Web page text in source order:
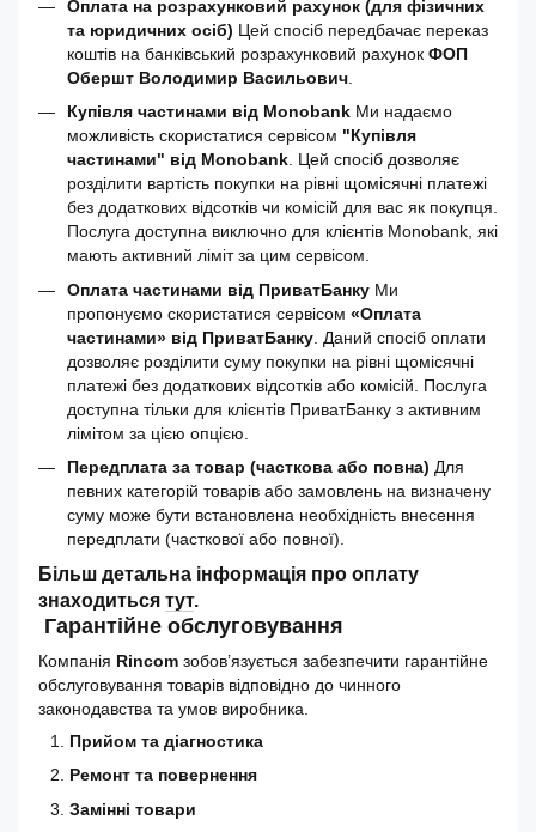
Оплата на розрахунковий рахунок (для фізичних
та юридичних осіб) Цей спосіб передбачає переказ
коштів на банківський розрахунковий рахунок ФОП
Обершт Володимир Васильович
Купівля частинами від Monobank Ми надаємо
можливість скористатися сервісом "Купівля
частинами" від Monobank. Цей спосіб дозволяє
розділити вартість покупки на рівні щомісячні платежі
без додаткових відсотків чи комісій для вас як покупця.
Послуга доступна виключно для клієнтів Monobank, які
мають активний ліміт за цим сервісом.
Оплата частинами від ПриватБанку Ми
пропонуємо скористатися сервісом «Оплата
частинами» від ПриватБанку . Даний спосіб оплати
дозволяє розділити суму покупки на рівні щомісячні
платежі без додаткових відсотків або комісій. Послуга
доступна тільки для клієнтів ПриватБанку з активним
лімітом за цією опцією.
Передплата за товар (часткова або повна) Для
певних категорій товарів або замовлень на визначену
суму може бути встановлена необхідність внесення
передплати (часткової або повної).
Більш детальна інформація про оплату
знаходиться тут.
Гарантійне обслуговування
Компанія Rincom зобов’язується забезпечити гарантійне
обслуговування товарів відповідно до чинного
законодавства та умов виробника.
Прийом та діагностика
Ремонт та повернення
Замінні товари